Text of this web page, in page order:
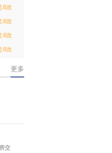
:0次
:0次
:0次
:0次
更多
交